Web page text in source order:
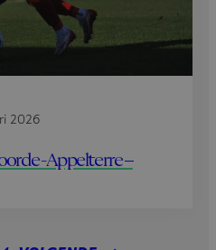
2026
Appelterre –